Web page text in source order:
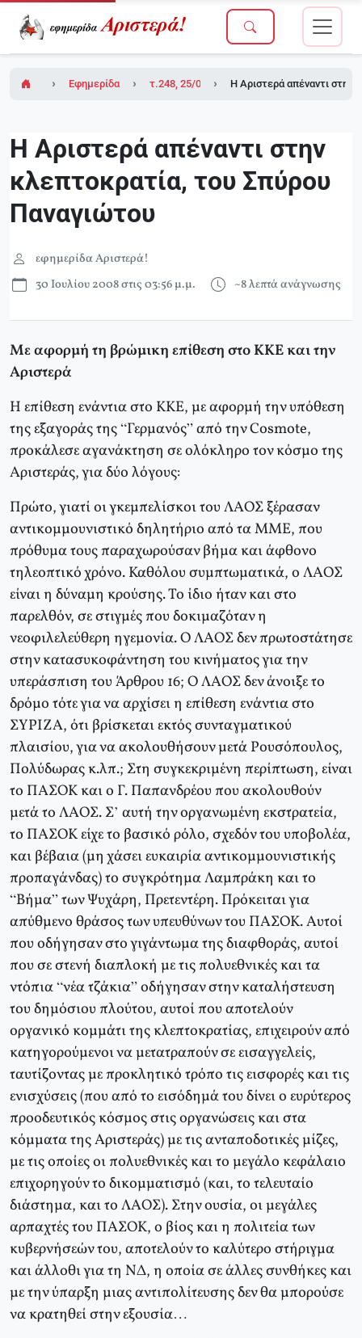
Εφημερίδα Αριστερά!τ.248, 25/07/2008 (σε ένθετο οι σελίδες
Η Αριστερά απέναντι στην
Η Αριστερά απέναντι στην
κλεπτοκρατία, του Σπύρου
Παναγιώτου
εφημερίδα Αριστερά!
30 Ιουλίου 2008 στις 03:56 μ.μ.
~8 λεπτά ανάγνωσης
Με αφορμή τη βρώμικη επίθεση στο ΚΚΕ και την
Αριστερά
Η επίθεση ενάντια στο ΚΚΕ, με αφορμή την υπόθεση
της εξαγοράς της “Γερμανός” από την Cosmote,
προκάλεσε αγανάκτηση σε ολόκληρο τον κόσμο της
Αριστεράς, για δύο λόγους:
Πρώτο, γιατί οι γκεμπελίσκοι του ΛΑΟΣ ξέρασαν
αντικομμουνιστικό δηλητήριο από τα ΜΜΕ, που
πρόθυμα τους παραχωρούσαν βήμα και άφθονο
τηλεοπτικό χρόνο. Καθόλου συμπτωματικά, ο ΛΑΟΣ
είναι η δύναμη κρούσης. Το ίδιο ήταν και στο
παρελθόν, σε στιγμές που δοκιμαζόταν η
νεοφιλελεύθερη ηγεμονία. Ο ΛΑΟΣ δεν πρωτοστάτησε
στην κατασυκοφάντηση του κινήματος για την
υπεράσπιση του Άρθρου 16; Ο ΛΑΟΣ δεν άνοιξε το
δρόμο τότε για να αρχίσει η επίθεση ενάντια στο
ΣΥΡΙΖΑ, ότι βρίσκεται εκτός συνταγματικού
πλαισίου, για να ακολουθήσουν μετά Ρουσόπουλος,
Πολύδωρας κ.λπ.; Στη συγκεκριμένη περίπτωση, είναι
το ΠΑΣΟΚ και ο Γ. Παπανδρέου που ακολουθούν
μετά το ΛΑΟΣ. Σ’ αυτή την οργανωμένη εκστρατεία,
το ΠΑΣΟΚ είχε το βασικό ρόλο, σχεδόν του υποβολέα,
και βέβαια (μη χάσει ευκαιρία αντικομμουνιστικής
προπαγάνδας) το συγκρότημα Λαμπράκη και το
“Βήμα” των Ψυχάρη, Πρετεντέρη. Πρόκειται για
απύθμενο θράσος των υπευθύνων του ΠΑΣΟΚ. Αυτοί
που οδήγησαν στο γιγάντωμα της διαφθοράς, αυτοί
που σε στενή διαπλοκή με τις πολυεθνικές και τα
ντόπια “νέα τζάκια” οδήγησαν στην καταλήστευση
του δημόσιου πλούτου, αυτοί που αποτελούν
οργανικό κομμάτι της κλεπτοκρατίας, επιχειρούν από
κατηγορούμενοι να μετατραπούν σε εισαγγελείς,
ταυτίζοντας με προκλητικό τρόπο τις εισφορές και τις
ενισχύσεις (που από το εισόδημά του δίνει ο ευρύτερος
προοδευτικός κόσμος στις οργανώσεις και στα
κόμματα της Αριστεράς) με τις ανταποδοτικές μίζες,
με τις οποίες οι πολυεθνικές και το μεγάλο κεφάλαιο
επιχορηγούν το δικομματισμό (και, το τελευταίο
διάστημα, και το ΛΑΟΣ). Στην ουσία, οι μεγάλες
αρπαχτές του ΠΑΣΟΚ, ο βίος και η πολιτεία των
κυβερνήσεών του, αποτελούν το καλύτερο στήριγμα
και άλλοθι για τη ΝΔ, η οποία σε άλλες συνθήκες και
με την ύπαρξη μιας αντιπολίτευσης δεν θα μπορούσε
να κρατηθεί στην εξουσία…